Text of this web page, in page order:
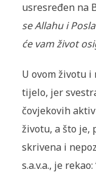
usresređen na
se Allahu i
će vam život
U ovom životu
tijelo, jer
čovjekovih
životu, a što je,
skrivena i
s.a.v.a., je